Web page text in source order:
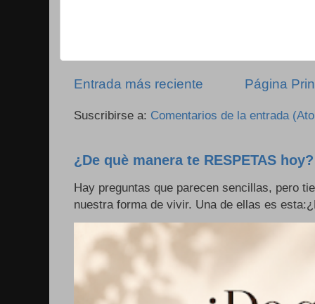
Entrada más reciente Página
Suscribirse a: Comentarios de la entrada
¿De què manera te RESPETAS hoy?
Hay preguntas que parecen sencillas, pero
nuestra forma de vivir. Una de ellas es